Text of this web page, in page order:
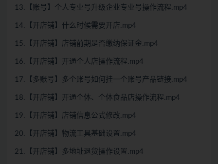
13.【账号】个人专业号升级企业专业号操作流程.mp4
14.【开店铺】什么时候需要开店.mp4
15.【开店铺】店铺前期是否缴纳保证金.mp4
16.【开店铺】开通个人店操作流程.mp4
17.【多账号】多个账号如何挂一个账号产品链接.mp4
18.【开店铺】开通个体、个体食品店操作流程.mp4
19.【开店铺】店铺信息公式修改.mp4
20.【开店铺】物流工具基础设置.mp4
21.【开店铺】多地址退货操作设置.mp4